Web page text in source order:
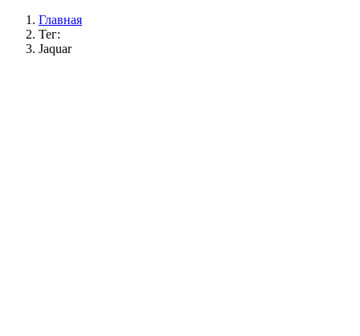
Главная
Тег:
Jaquar